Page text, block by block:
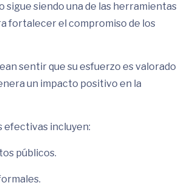
sigue siendo una de las herramientas
fortalecer el compromiso de los
sentir que su esfuerzo es valorado
un impacto positivo en la
efectivas incluyen:
públicos.